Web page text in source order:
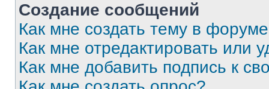
Создание сообщений
Как мне создать тему в
Как мне отредактировать или
Как мне добавить подпись к